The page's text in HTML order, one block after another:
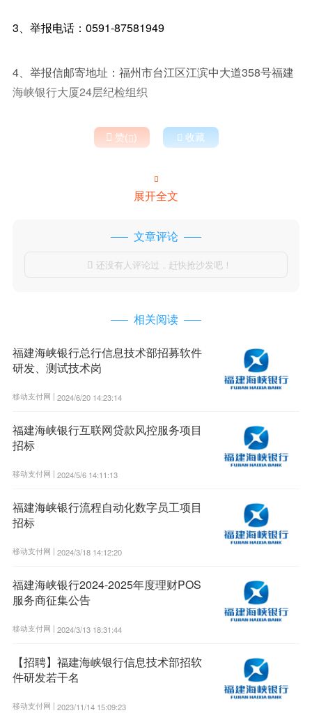
3、举报电话：0591-87581949
4、举报信邮寄地址：福州市台江区江滨中大道358号福建
海峡银行大厦24层纪检组织
 赞()  收藏

展开全文
文章评论
 还没有人评论过，赶快抢沙发吧！
相关阅读
福建海峡银行总行信息技术部招募软件
研发、测试技术岗
移动支付网 | 2024/6/20 14:23:14
福建海峡银行互联网贷款风控服务项目
招标
移动支付网 | 2024/5/6 14:11:13
福建海峡银行流程自动化数字员工项目
招标
移动支付网 | 2024/3/18 14:12:20
福建海峡银行2024-2025年度理财POS
服务商征集公告
移动支付网 | 2024/3/13 18:31:44
【招聘】福建海峡银行信息技术部招软
件研发若干名
移动支付网 | 2023/11/14 15:09:23